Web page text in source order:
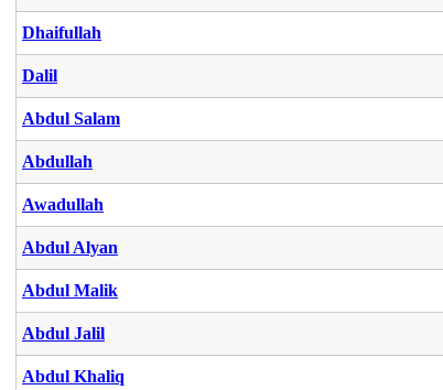
Dhaifullah
Dalil
Abdul Salam
Abdullah
Awadullah
Abdul Alyan
Abdul Malik
Abdul Jalil
Abdul Khaliq